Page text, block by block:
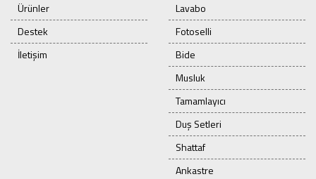
Ürünler
Destek
İletişim
Lavabo
Fotoselli
Bide
Musluk
Tamamlayıcı
Duş Setleri
Shattaf
Ankastre